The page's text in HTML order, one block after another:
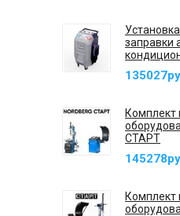
заправки
СТАРТ